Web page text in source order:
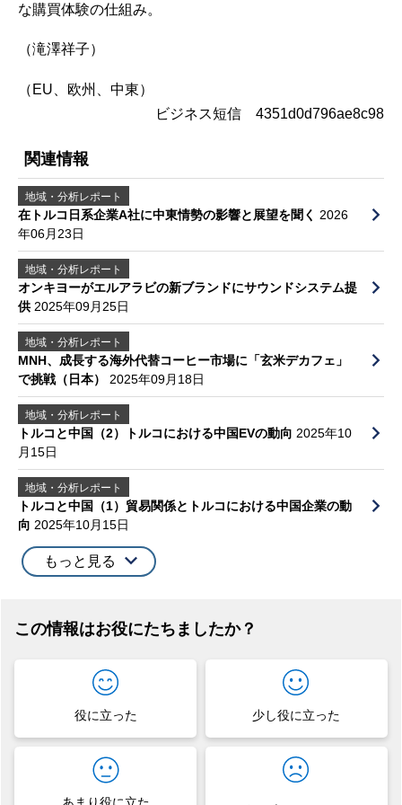
な購買体験の仕組み。
（滝澤祥子）
（EU、欧州、中東）
ビジネス短信 4351d0d796ae8c98
関連情報
地域・分析レポート
在トルコ日系企業A社に中東情勢の影響と展望を聞く 2026
年06月23日
地域・分析レポート
オンキヨーがエルアラビの新ブランドにサウンドシステム提
供 2025年09月25日
地域・分析レポート
MNH、成長する海外代替コーヒー市場に「玄米デカフェ」
で挑戦（日本） 2025年09月18日
地域・分析レポート
トルコと中国（2）トルコにおける中国EVの動向 2025年10
月15日
地域・分析レポート
トルコと中国（1）貿易関係とトルコにおける中国企業の動
向 2025年10月15日
もっと見る
この情報はお役にたちましたか？
役に立った 少し役に立った